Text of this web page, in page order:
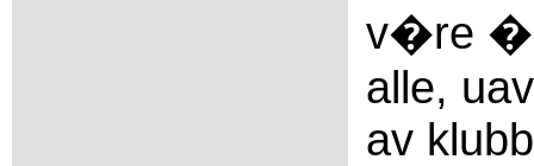
v�re
alle,
av